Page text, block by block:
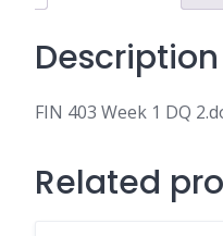
Description
FIN 403 Week 1 DQ
Related